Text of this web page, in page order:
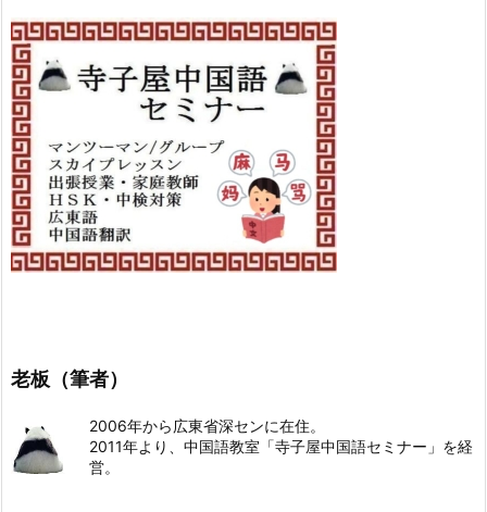
老板（筆者）
2006年から広東省深センに在住。
2011年より、中国語教室「寺子屋中国語セミナー」を経
営。